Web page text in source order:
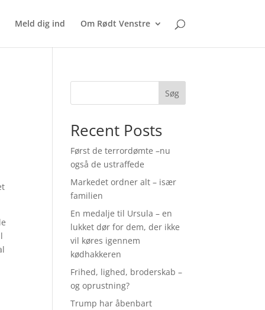
Meld dig ind Om Rødt Venstre
Søg
Recent Posts
Først de terrordømte –nu
også de ustraffede
Markedet ordner alt – især
familien
En medalje til Ursula – en
lukket dør for dem, der ikke
vil køres igennem
kødhakkeren
Frihed, lighed, broderskab –
og oprustning?
Trump har åbenbart